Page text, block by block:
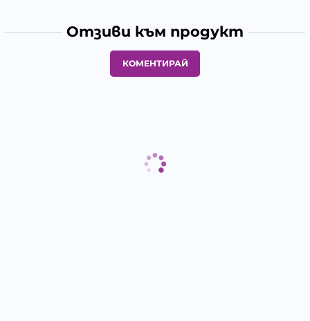
Отзиви към продукт
КОМЕНТИРАЙ